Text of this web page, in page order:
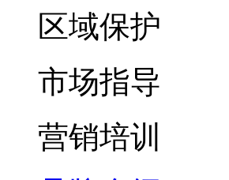
区域保护
市场指导
营销培训